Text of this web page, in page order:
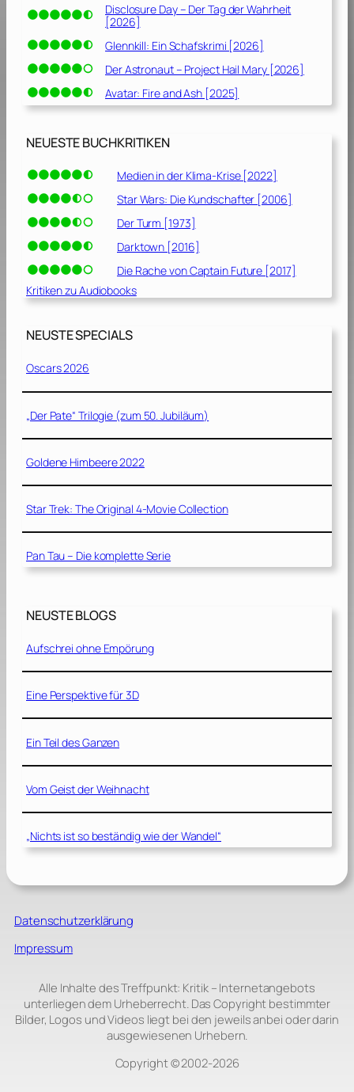
Disclosure Day – Der Tag der Wahrheit
[2026]
Glennkill: Ein Schafskrimi [2026]
Der Astronaut – Project Hail Mary [2026]
Avatar: Fire and Ash [2025]
NEUESTE BUCHKRITIKEN
Medien in der Klima-Krise [2022]
Star Wars: Die Kundschafter [2006]
Der Turm [1973]
Darktown [2016]
Die Rache von Captain Future [2017]
Kritiken zu Audiobooks
NEUSTE SPECIALS
Oscars 2026
„Der Pate“ Trilogie (zum 50. Jubiläum)
Goldene Himbeere 2022
Star Trek: The Original 4-Movie Collection
Pan Tau – Die komplette Serie
NEUSTE BLOGS
Aufschrei ohne Empörung
Eine Perspektive für 3D
Ein Teil des Ganzen
Vom Geist der Weihnacht
„Nichts ist so beständig wie der Wandel“
Datenschutzerklärung
Impressum
Alle Inhalte des Treffpunkt: Kritik – Internetangebots
unterliegen dem Urheberrecht. Das Copyright bestimmter
Bilder, Logos und Videos liegt bei den jeweils anbei oder darin
ausgewiesenen Urhebern.
Copyright © 2002‑2026